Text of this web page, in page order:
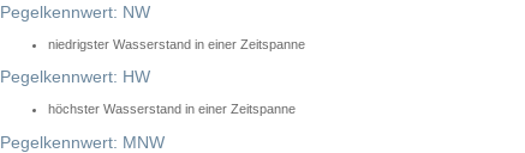
Pegelkennwert: NW
niedrigster Wasserstand in einer Zeitspanne
Pegelkennwert: HW
höchster Wasserstand in einer Zeitspanne
Pegelkennwert: MNW